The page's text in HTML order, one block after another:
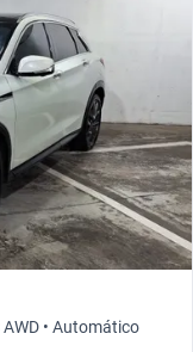
AWD • Automático